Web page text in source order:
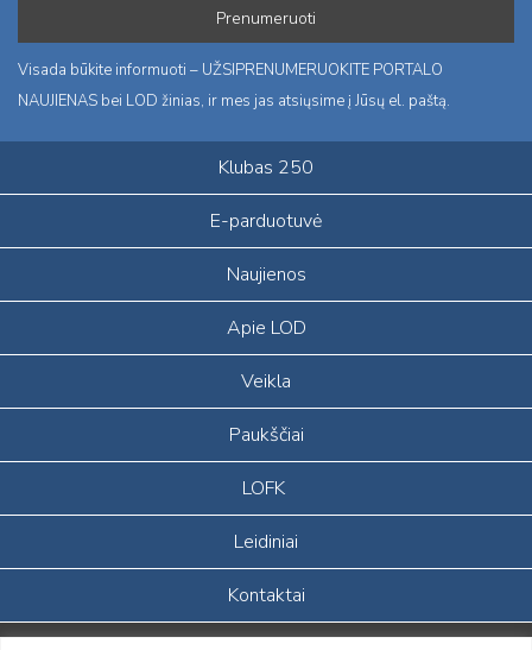
Visada būkite informuoti – UŽSIPRENUMERUOKITE PORTALO
NAUJIENAS bei LOD žinias, ir mes jas atsiųsime į Jūsų el. paštą.
Klubas 250
E-parduotuvė
Naujienos
Apie LOD
Veikla
Paukščiai
LOFK
Leidiniai
Kontaktai